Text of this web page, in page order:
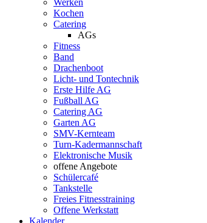
Werken
Kochen
Catering
AGs
Fitness
Band
Drachenboot
Licht- und Tontechnik
Erste Hilfe AG
Fußball AG
Catering AG
Garten AG
SMV-Kernteam
Turn-Kadermannschaft
Elektronische Musik
offene Angebote
Schülercafé
Tankstelle
Freies Fitnesstraining
Offene Werkstatt
Kalender